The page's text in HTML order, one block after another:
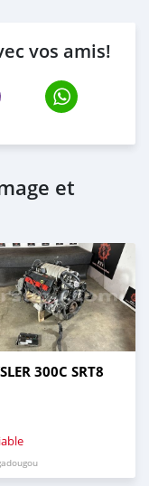
vos amis!
et
300C SRT8